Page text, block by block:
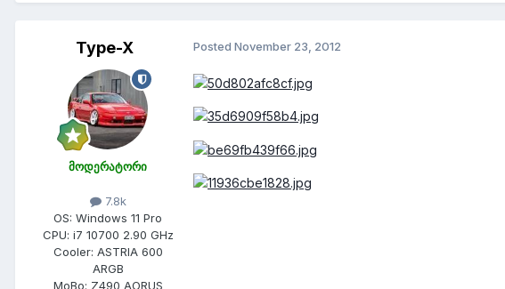
Type-X
მოდერატორი
7.8k
OS: Windows 11 Pro
CPU: i7 10700 2.90 GHz
Cooler: ASTRIA 600
ARGB
MoBo: Z490 AORUS
Posted November 23, 2012